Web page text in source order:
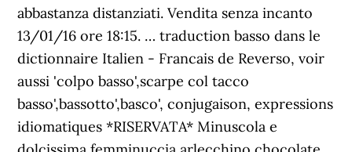
abbastanza distanziati. Vendita senza incanto
13/01/16 ore 18:15. … traduction basso dans le
dictionnaire Italien - Francais de Reverso, voir
aussi 'colpo basso',scarpe col tacco
basso',bassotto',basco', conjugaison, expressions
idiomatiques *RISERVATA* Minuscola e